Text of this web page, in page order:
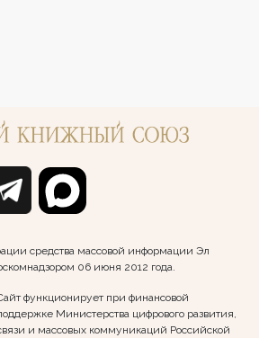
средства массовой информации Эл
06 июня 2012 года.
функционирует при финансовой
Министерства цифрового развития,
и массовых коммуникаций Российской